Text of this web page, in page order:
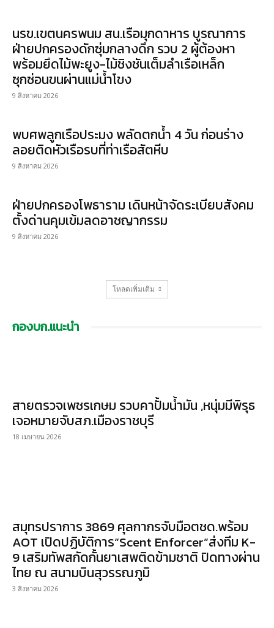
นรข.เขตนครพนม สน.เรือมุกดาหาร บูรณาการ
ฝ่ายปกครองดักซุ่มกลางดึก รวบ 2 ผู้ต้องหา
พร้อมยึดไม้พะยูง-ไม้ชิงชันเต็มลำเรือเหล็ก
ซุกซ่อนขนผ่านแม่น้ำโขง
9 สิงหาคม 2026
พบศพลูกเรือประมง พลัดตกน้ำ 4 วัน ก่อนร่าง
ลอยติดหัวเรือรบที่ท่าเรือสัตหีบ
9 สิงหาคม 2026
ฝ่ายปกครองโพธาราม เดินหน้าจัดระเบียบสังคม
ตั้งด่านคุมเข้มลดอาชญากรรม
9 สิงหาคม 2026
โหลดเพิ่มเติม
กองบก.แนะนำ
สายตรวจเพชรเกษม รวบคาปั้มน้ำมัน ,หนุ่มมีพิรุธ
เจอหมายจับสภ.เมืองราชบุรี
18 เมษายน 2026
สมุทรปราการ 3869 ศุลกากรจับมือตชด.พร้อม
AOT เปิดปฏิบัติการ“Scent Enforcer”ส่งทีม K-
9 เสริมทัพสกัดกั้นยาเสพติดข้ามชาติ ปิดทางผ่าน
ไทย ณ สนามบินสุวรรณภูมิ
3 สิงหาคม 2026